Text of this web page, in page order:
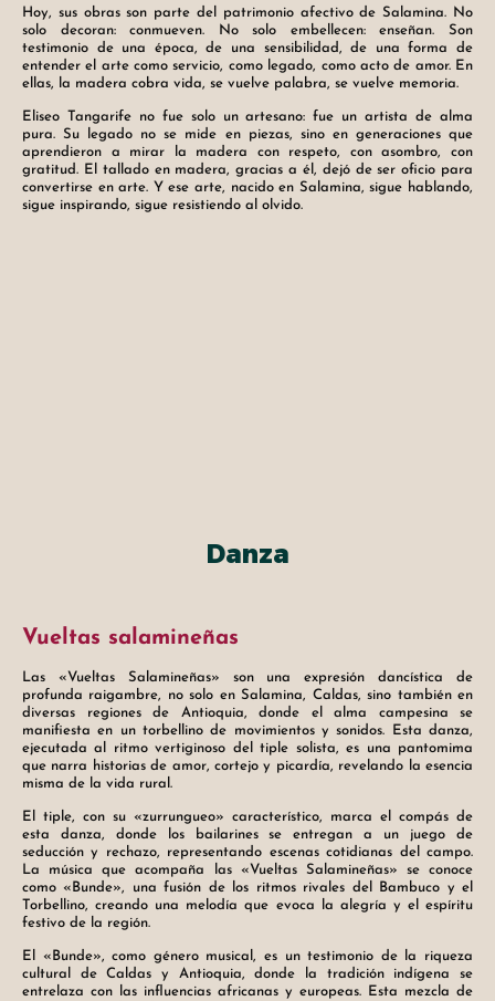
Hoy, sus obras son parte del patrimonio afectivo de Salamina. No
solo decoran: conmueven. No solo embellecen: enseñan. Son
testimonio de una época, de una sensibilidad, de una forma de
entender el arte como servicio, como legado, como acto de amor. En
ellas, la madera cobra vida, se vuelve palabra, se vuelve memoria.
Eliseo Tangarife no fue solo un artesano: fue un artista de alma
pura. Su legado no se mide en piezas, sino en generaciones que
aprendieron a mirar la madera con respeto, con asombro, con
gratitud. El tallado en madera, gracias a él, dejó de ser oficio para
convertirse en arte. Y ese arte, nacido en Salamina, sigue hablando,
sigue inspirando, sigue resistiendo al olvido.
Danza
Vueltas salamineñas
Las «Vueltas Salamineñas» son una expresión dancística de
profunda raigambre, no solo en Salamina, Caldas, sino también en
diversas regiones de Antioquia, donde el alma campesina se
manifiesta en un torbellino de movimientos y sonidos. Esta danza,
ejecutada al ritmo vertiginoso del tiple solista, es una pantomima
que narra historias de amor, cortejo y picardía, revelando la esencia
misma de la vida rural.
El tiple, con su «zurrungueo» característico, marca el compás de
esta danza, donde los bailarines se entregan a un juego de
seducción y rechazo, representando escenas cotidianas del campo.
La música que acompaña las «Vueltas Salamineñas» se conoce
como «Bunde», una fusión de los ritmos rivales del Bambuco y el
Torbellino, creando una melodía que evoca la alegría y el espíritu
festivo de la región.
El «Bunde», como género musical, es un testimonio de la riqueza
cultural de Caldas y Antioquia, donde la tradición indígena se
entrelaza con las influencias africanas y europeas. Esta mezcla de